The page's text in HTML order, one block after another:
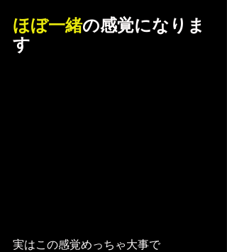
ほぼ一緒の感覚になりま
す
実はこの感覚めっちゃ大事で